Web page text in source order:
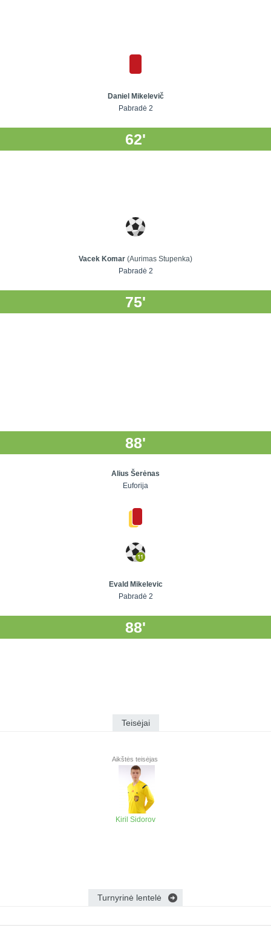
Daniel Mikelevič
Pabradė 2
62'
Vacek Komar (Aurimas Stupenka)
Pabradė 2
75'
88'
Alius Šerėnas
Euforija
Evald Mikelevic
Pabradė 2
88'
Teisėjai
Aikštės teisėjas
Kiril Sidorov
Turnyrinė lentelė